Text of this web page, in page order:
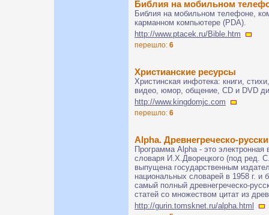
Библия на мобильном
Библия на мобильном телефоне,
карманном компьютере (PDA).
http://www.ptacek.ru/Bible.htm
перешло: 6
Христианские ресурсы
Христинская инфотека: книги,
видео, юмор, общение, CD и DVD
http://www.kingdomjc.com
перешло: 6
Alpha. Древнегреческо-
Программа Alpha - это электронная
словаря И.Х.Дворецкого (под ред.
выпущена государственным
национальных словарей в 1958 г. и
самый полный древнегреческо-
статей со множеством цитат из
http://gurin.tomsknet.ru/alpha.html